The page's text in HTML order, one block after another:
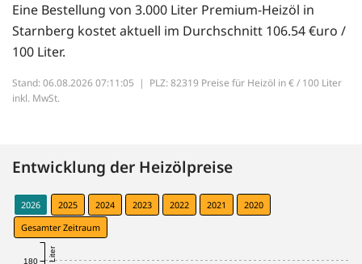
Eine Bestellung von 3.000 Liter Premium-Heizöl in
Starnberg kostet aktuell im Durchschnitt 106.54 €uro /
100 Liter.
Stand: 06.08.2026 07:11:05 | PLZ: 82319 Preise für Heizöl in € / 100 Liter
inkl. MwSt.
Entwicklung der Heizölpreise
2026 2025 2024 2023 2022 2021
2020
Gesamter Zeitraum
180